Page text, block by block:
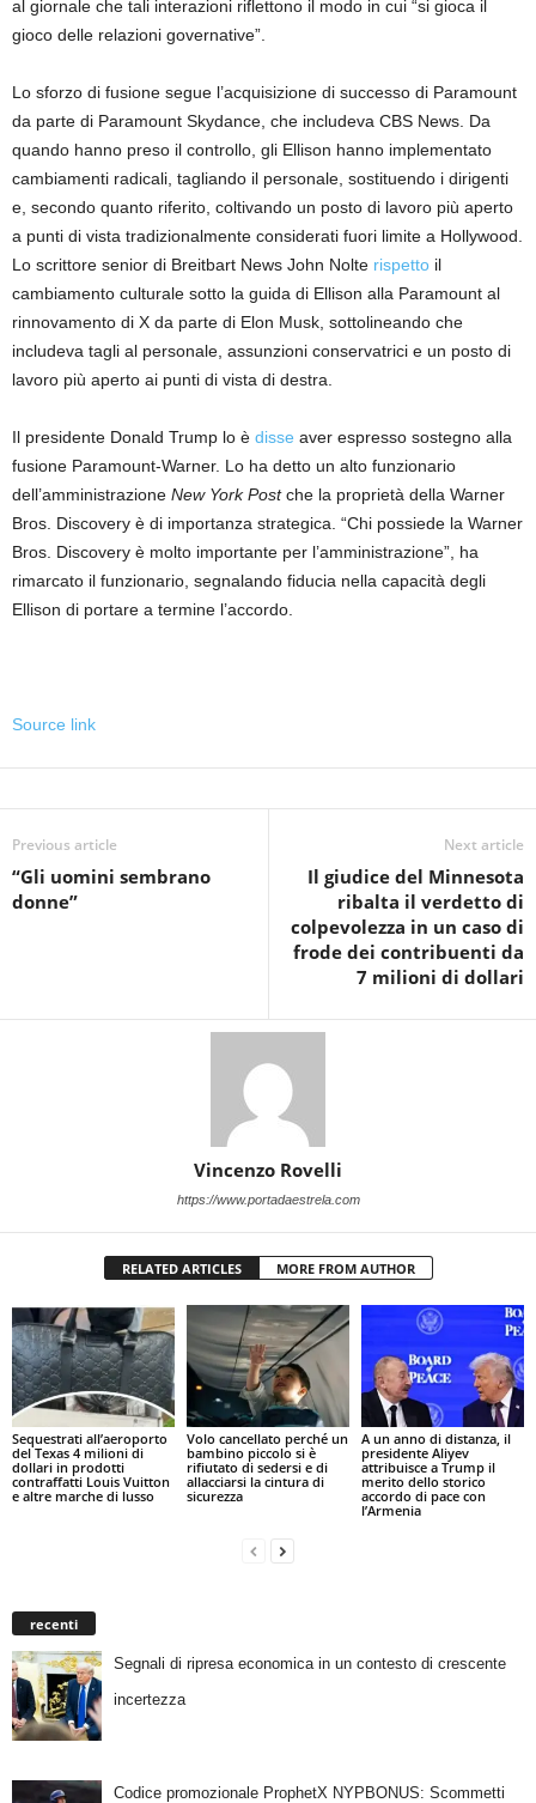
al giornale che tali interazioni riflettono il modo in cui “si gioca il
gioco delle relazioni governative”.
Lo sforzo di fusione segue l’acquisizione di successo di Paramount
da parte di Paramount Skydance, che includeva CBS News. Da
quando hanno preso il controllo, gli Ellison hanno implementato
cambiamenti radicali, tagliando il personale, sostituendo i dirigenti
e, secondo quanto riferito, coltivando un posto di lavoro più aperto
a punti di vista tradizionalmente considerati fuori limite a Hollywood.
Lo scrittore senior di Breitbart News John Nolte rispetto il
cambiamento culturale sotto la guida di Ellison alla Paramount al
rinnovamento di X da parte di Elon Musk, sottolineando che
includeva tagli al personale, assunzioni conservatrici e un posto di
lavoro più aperto ai punti di vista di destra.
Il presidente Donald Trump lo è disse aver espresso sostegno alla
fusione Paramount-Warner. Lo ha detto un alto funzionario
dell’amministrazione New York Postche la proprietà della Warner
Bros. Discovery è di importanza strategica. “Chi possiede la Warner
Bros. Discovery è molto importante per l’amministrazione”, ha
rimarcato il funzionario, segnalando fiducia nella capacità degli
Ellison di portare a termine l’accordo.
Source link
Previous article
“Gli uomini sembrano
donne”
Next article
Il giudice del Minnesota
ribalta il verdetto di
colpevolezza in un caso di
frode dei contribuenti da
7 milioni di dollari
Vincenzo Rovelli
https://www.portadaestrela.com
RELATED ARTICLES MORE FROM AUTHOR
Sequestrati all’aeroporto
del Texas 4 milioni di
dollari in prodotti
contraffatti Louis Vuitton
e altre marche di lusso
Volo cancellato perché un
bambino piccolo si è
rifiutato di sedersi e di
allacciarsi la cintura di
sicurezza
A un anno di distanza, il
presidente Aliyev
attribuisce a Trump il
merito dello storico
accordo di pace con
l’Armenia
recenti
Segnali di ripresa economica in un contesto di crescente
incertezza
Codice promozionale ProphetX NYPBONUS: Scommetti